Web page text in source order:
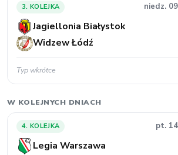
3. KOLEJKA niedz.
Jagiellonia Białystok
Widzew Łódź
Typ wkrótce
W KOLEJNYCH DNIACH
4. KOLEJKA pt.
Legia Warszawa